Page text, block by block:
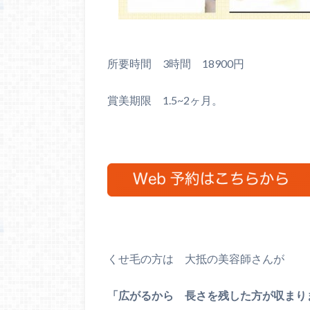
所要時間 3時間 18900円
賞美期限 1.5~2ヶ月。
くせ毛の方は 大抵の美容師さんが
「広がるから 長さを残した方が収まり